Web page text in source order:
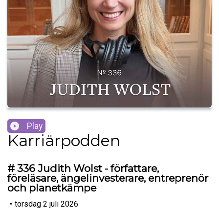
Play
Karriärpodden
# 336 Judith Wolst - författare,
föreläsare, ängelinvesterare, entreprenör
och planetkämpe
• torsdag 2 juli 2026